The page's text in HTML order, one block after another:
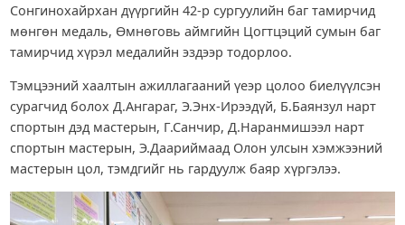
Сонгинохайрхан дүүргийн 42-р сургуулийн баг тамирчид
мөнгөн медаль, Өмнөговь аймгийн Цогтцэций сумын баг
тамирчид хүрэл медалийн эздээр тодорлоо.
Тэмцээний хаалтын ажиллагааний үеэр цолоо биелүүлсэн
сурагчид болох Д.Ангараг, Э.Энх-Ирээдүй, Б.Баянзул нарт
спортын дэд мастерын, Г.Санчир, Д.Наранмишээл нарт
спортын мастерын, Э.Даариймаад Олон улсын хэмжээний
мастерын цол, тэмдгийг нь гардуулж баяр хүргэлээ.